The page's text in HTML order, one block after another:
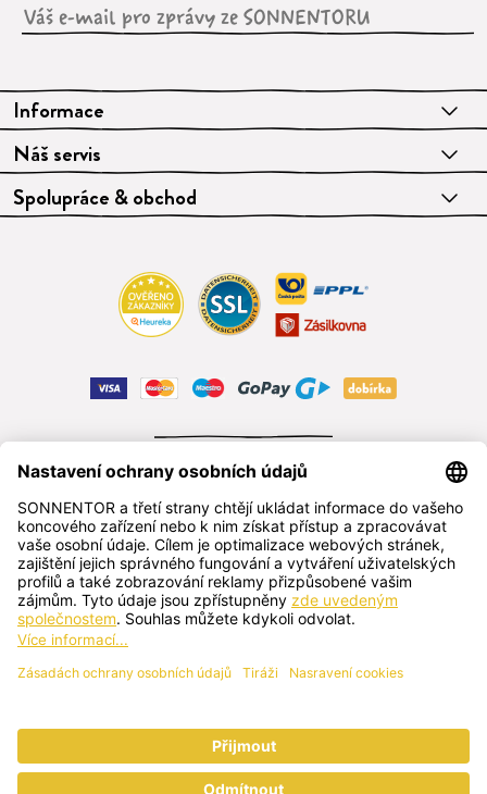
Informace
Náš servis
Spolupráce & obchod
čeština
SONNENTOR s.r.o.
Příhon 943, 696 15 Čejkovice, Česká republika
+420 518 362 687 sonnentor@sonnentor.cz